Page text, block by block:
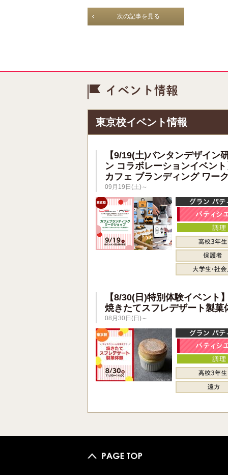
次の記事を見る
東京校イベント情報
【9/19(土)バンタンデザイン
ン コラボレーションイベント
カフェ ブランディング ワー
09月19日(土)～
【8/30(日)特別体験イベント】
焼きたてスフレデザート製菓
08月30日(日)～